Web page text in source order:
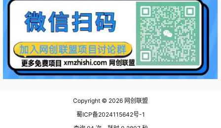
Copyright © 2026 网创联盟
蜀ICP备2024115642号-1